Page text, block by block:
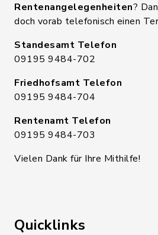
Rentenangelegenheiten?
doch vorab telefonisch einen
Standesamt Telefon
09195 9484-702
Friedhofsamt Telefon
09195 9484-704
Rentenamt Telefon
09195 9484-703
Vielen Dank für Ihre Mithilfe!
Quicklinks